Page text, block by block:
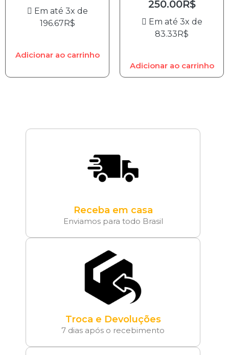
Em até 3x de
196.67 R$
Adicionar ao carrinho
250.00R$
Em até 3x de
83.33 R$
Adicionar ao carrinho
Receba em casa
Enviamos para todo Brasil
Troca e Devoluções
7 dias após o recebimento